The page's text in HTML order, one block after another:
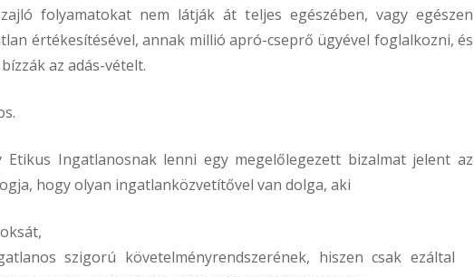
folyamatokat nem látják át teljes egészében, vagy egészen
értékesítésével, annak millió apró-cseprő ügyével foglalkozni, és
az adás-vételt.
Ingatlanosnak lenni egy megelőlegezett bizalmat jelent az
hogy olyan ingatlanközvetítővel van dolga, aki
szigorú követelményrendszerének, hiszen csak ezáltal